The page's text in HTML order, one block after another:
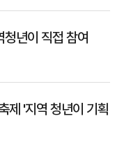
년이 직접 참여
제 '지역 청년이 기획